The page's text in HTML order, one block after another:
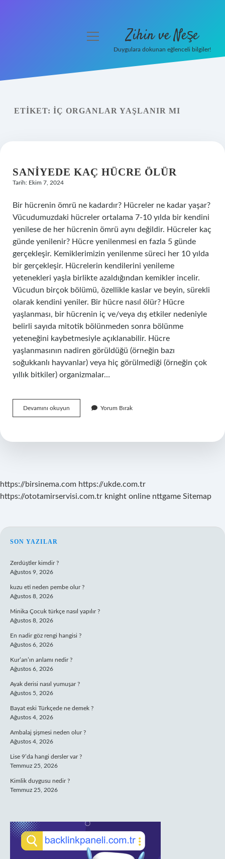
Yasal Uyarı
menüyü
Zihin ve Neşe
Duygulara dokunan eğlenceli bilgiler!
ETIKET: İÇ ORGANLAR YAŞLANIR MI
SANIYEDE KAÇ HÜCRE ÖLÜR
Tarih: Ekim 7, 2024
Bir hücrenin ömrü ne kadardır? Hücreler ne kadar yaşar?
Vücudumuzdaki hücreler ortalama 7-10 yılda bir kendini
yenilese de her hücrenin ömrü aynı değildir. Hücreler kaç
günde yenilenir? Hücre yenilenmesi en fazla 5 günde
gerçekleşir. Kemiklerimizin yenilenme süreci her 10 yılda
bir gerçekleşir. Hücrelerin kendilerini yenileme
yetenekleri yaşla birlikte azaldığından kemikler incelir.
Vücudun birçok bölümü, özellikle kaslar ve beyin, sürekli
olarak kendini yeniler. Bir hücre nasıl ölür? Hücre
yaşlanması, bir hücrenin iç ve/veya dış etkiler nedeniyle
belirli sayıda mitotik bölünmeden sonra bölünme
yeteneğini kaybetmesiyle açıklanabilir. Hücre
yaşlanmasının nadiren görüldüğü (örneğin bazı
soğukkanlı hayvanlar) veya hiç görülmediği (örneğin çok
yıllık bitkiler) organizmalar…
Devamını okuyun Saniyede
Kaç
Yorum Bırak
https://birsinema.com https://ukde.com.tr
https://ototamirservisi.com.tr knight online nttgame Sitemap
SIDEBAR
SON YAZILAR
Zerdüştler kimdir ?
Ağustos 9, 2026
kuzu eti neden pembe olur ?
Ağustos 8, 2026
Minika Çocuk türkçe nasıl yapılır ?
Ağustos 8, 2026
En nadir göz rengi hangisi ?
Ağustos 6, 2026
Kur’an’ın anlamı nedir ?
Ağustos 6, 2026
Ayak derisi nasıl yumuşar ?
Ağustos 5, 2026
Bayat eski Türkçede ne demek ?
Ağustos 4, 2026
Ambalaj şişmesi neden olur ?
Ağustos 4, 2026
Lise 9’da hangi dersler var ?
Temmuz 25, 2026
Kimlik duygusu nedir ?
Temmuz 25, 2026